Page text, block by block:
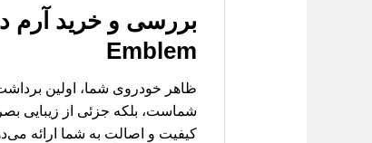
بررسی و خرید
Emblem
شماست، بلکه جزئی از زیبایی
کیفیت و اصالت به شما ارائه